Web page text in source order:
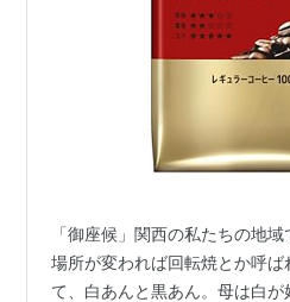
「御座候」関西の私たちの地
場所が変われば回転焼とか呼
て、白あんと黒あん。母は白